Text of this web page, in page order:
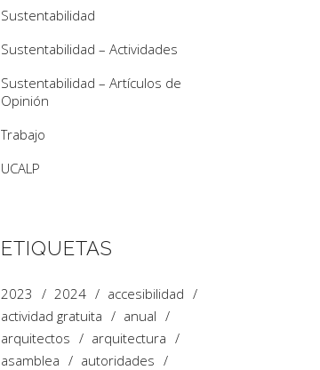
Sustentabilidad
Sustentabilidad – Actividades
Sustentabilidad – Artículos de
Opinión
Trabajo
UCALP
ETIQUETAS
2023 2024
accesibilidad
actividad gratuita
anual
arquitectos
arquitectura
asamblea
autoridades